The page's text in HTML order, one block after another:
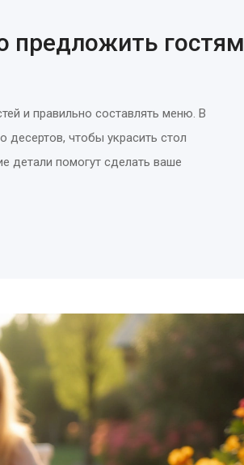
предложить гостям
и правильно составлять меню. В
чтобы украсить стол
детали помогут сделать ваше